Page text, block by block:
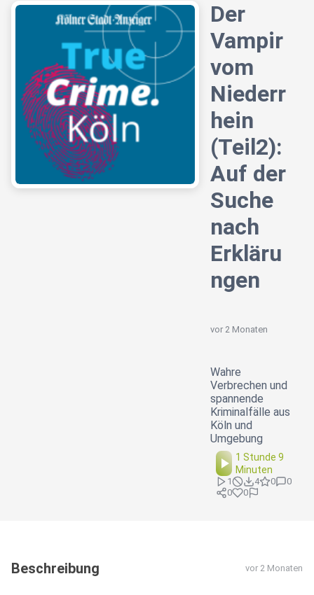
Der
Vampir
vom
Niederr
hein
(Teil2):
Auf der
Suche
nach
Erkläru
ngen
vor 2 Monaten
Wahre
Verbrechen und
spannende
Kriminalfälle aus
Köln und
Umgebung
1 Stunde 9
Minuten
1 4 0
0
0
0
Beschreibung vor 2 Monaten